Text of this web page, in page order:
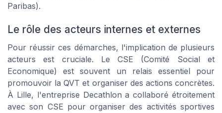
Paribas).
Le rôle des acteurs internes et externes
Pour réussir ces démarches, l'implication de plusieurs
acteurs est cruciale. Le CSE (Comité Social et
Economique) est souvent un relais essentiel pour
promouvoir la QVT et organiser des actions concrètes.
À Lille, l'entreprise Decathlon a collaboré étroitement
avec son CSE pour organiser des activités sportives